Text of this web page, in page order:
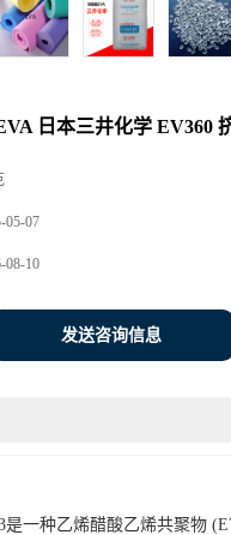
日本三井化学 EV360
05-07
08-10
发送咨询信息
是一种乙烯醋酸乙烯共聚物